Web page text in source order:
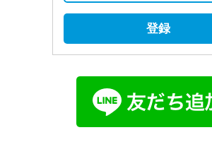
登録